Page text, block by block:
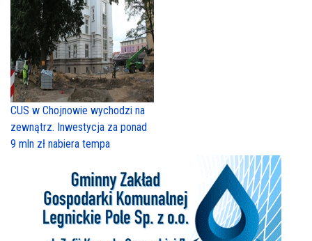
CUS w Chojnowie wychodzi na
zewnątrz. Inwestycja za ponad
9 mln zł nabiera tempa